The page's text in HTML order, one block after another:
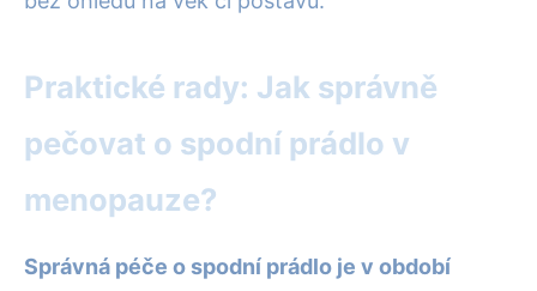
Praktické rady: Jak správně
pečovat o spodní prádlo v
menopauze?
Správná péče o spodní prádlo je v období